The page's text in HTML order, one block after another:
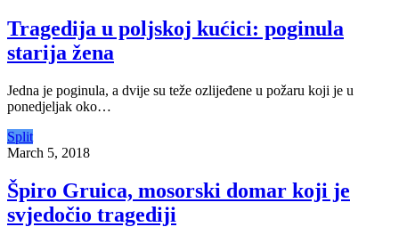
Tragedija u poljskoj kućici: poginula
starija žena
Jedna je poginula, a dvije su teže ozlijeđene u požaru koji je u
ponedjeljak oko…
Split
March 5, 2018
Špiro Gruica, mosorski domar koji je
svjedočio tragediji